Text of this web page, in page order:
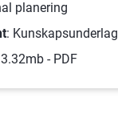
planering
: Kunskapsunderlag
3.32mb - PDF